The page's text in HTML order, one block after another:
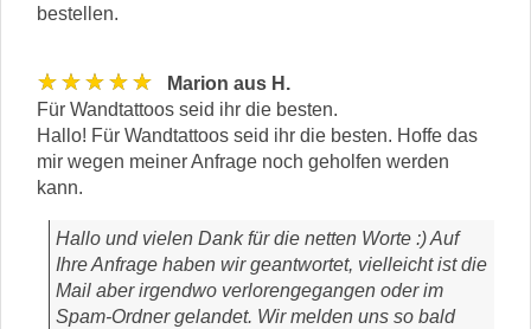
bestellen.
★★★★★
Marion aus H.
Für Wandtattoos seid ihr die besten.
Hallo! Für Wandtattoos seid ihr die besten. Hoffe das
mir wegen meiner Anfrage noch geholfen werden
kann.
Hallo und vielen Dank für die netten Worte :) Auf
Ihre Anfrage haben wir geantwortet, vielleicht ist die
Mail aber irgendwo verlorengegangen oder im
Spam-Ordner gelandet. Wir melden uns so bald